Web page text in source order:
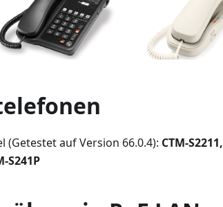
auf Version 66.0.4): CTM-S2211,
S241P